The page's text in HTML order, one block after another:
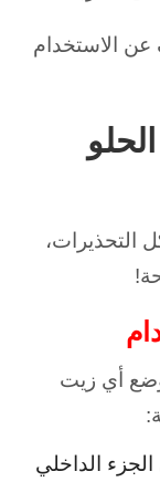
عن الاستخدام
التحذيرات،
أي زيت
الداخلي